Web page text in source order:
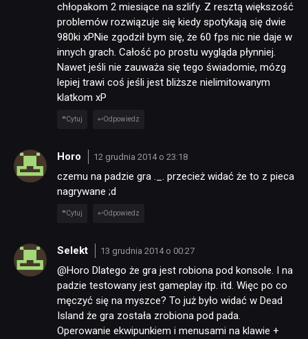
SKLEP
chłopakom 2 miesiące na szlify. Z resztą większość
problemów rozwiązuje się kiedy spotykają się dwie
980ki xPNie zgodził bym się, że 60 fps nic nie daje w
innych grach. Całość po prostu wygląda płynniej.
Nawet jeśli nie zauważa się tego świadomie, mózg
lepiej trawi coś jeśli jest bliższe nielimitowanym
klatkom xP
Cytuj Odpowiedz
Horo 12 grudnia 2014 o 23:18
czemu na padzie gra ._. przecież widać że to z pieca
nagrywane ;d
Cytuj Odpowiedz
Selekt 13 grudnia 2014 o 00:27
@Horo Dlatego że gra jest robiona pod konsole. I na
padzie testowany jest gameplay itp. itd. Więc po co
męczyć się na myszce? To już było widać w Dead
Island że gra została zrobiona pod pada.
Operowanie ekwipunkiem i menusami na klawie +